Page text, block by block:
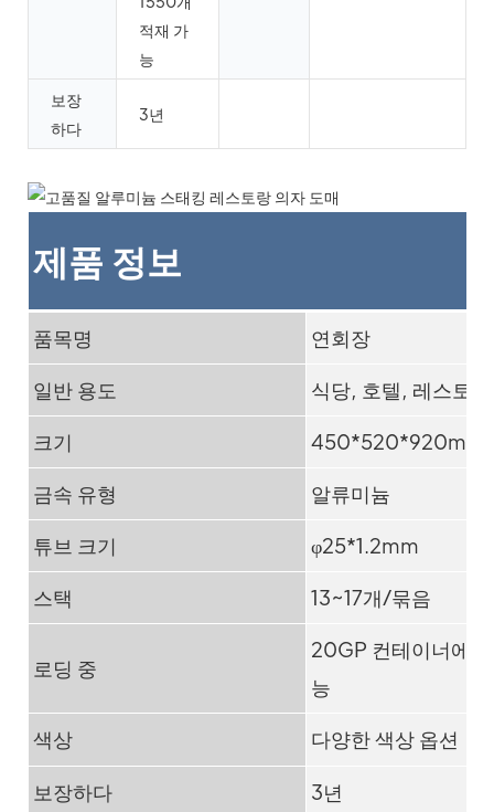
적재 가
능
보장
하다
3년
제품 정보
품목명 연회장
일반 용도 식당, 호텔, 레스토
크기 450*520*920mm
금속 유형 알류미늄
튜브 크기 φ25*1.2mm
스택 13~17개/묶음
로딩 중
20GP 컨테이너에
능
색상 다양한 색상 옵션
보장하다 3년